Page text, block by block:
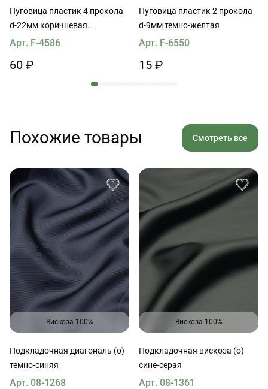
Пуговица пластик 4 прокола
d-22мм коричневая
Marirgarzia panizi
Арт. F-4586
60 ₽
Пуговица пластик 2 прокола
d-9мм темно-желтая
Арт. F-6550
15 ₽
Похожие товары Смотреть все
Вискоза 100%
Подкладочная диагональ (о)
темно-синяя
Арт. 08-1268
Вискоза 100%
Подкладочная вискоза (о)
сине-серая
Арт. 08-1361